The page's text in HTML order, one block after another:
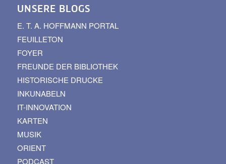
UNSERE BLOGS
E. T. A. HOFFMANN PORTAL
FEUILLETON
FOYER
FREUNDE DER BIBLIOTHEK
HISTORISCHE DRUCKE
INKUNABELN
IT-INNOVATION
KARTEN
MUSIK
ORIENT
PODCAST